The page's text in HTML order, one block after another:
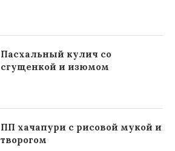
Пасхальный кулич со
сгущенкой и изюмом
ПП хачапури с рисовой мукой и
творогом